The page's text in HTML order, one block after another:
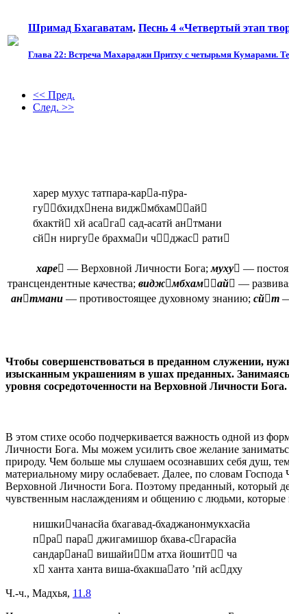
Шримад Бхагаватам. Песнь 4 «Четвертый этап
Глава 22: Встреча Махараджи Притху с четырьмя Кумарами.
<< Пред.
След. >>
харер мухус татпара-кара-пӯра-
губхидхнена виджмбхамай
бхактй хй асага сад-асатй антмани
сйн ниргуе брахмаи чджас рати
харе — Верховной Личности Бога;муху —
трансцендентные качества; виджмбхамай —
антмани — противостоящее духовному знанию; сйт
Чтобы совершенствоваться в преданном служении,
изысканным украшениям в ушах преданных. Занимаясь
уровня сосредоточенности на Верховной Личности Бога.
В этом стихе особо подчеркивается важность одной из
Личности Бога. Мы можем усилить свое желание
природу. Чем больше мы слушаем осознавших себя душ,
материальному миру ослабевает. Далее, по словам
Верховной Личности Бога. Поэтому преданный, который
чувственным наслаждениям и общению с людьми, которые
нишкичанасйа бхагавад-бхаджанонмукхасйа
пра пара джигамишор бхава-сгарасйа
сандарана вишайим атха йошит ча
х ханта ханта виша-бхакшаато ’пй асдху
Ч.-ч., Мадхья, 11.8